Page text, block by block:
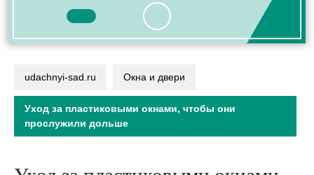
Кнопка
udachnyi-sad.ru Окна и двери
Уход за пластиковыми окнами, чтобы они
прослужили дольше